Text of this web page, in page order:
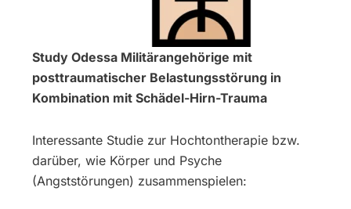
Study Odessa Militärangehörige mit
posttraumatischer Belastungsstörung in
Kombination mit Schädel-Hirn-Trauma
Interessante Studie zur Hochtontherapie bzw.
darüber, wie Körper und Psyche
(Angststörungen) zusammenspielen: